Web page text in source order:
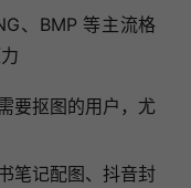
、BMP 等主流格
要抠图的用户，尤
笔记配图、抖音封